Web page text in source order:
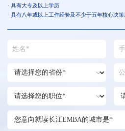
· 具有大专及以上学历
· 具有八年或以上工作经验及不少于五年核心决